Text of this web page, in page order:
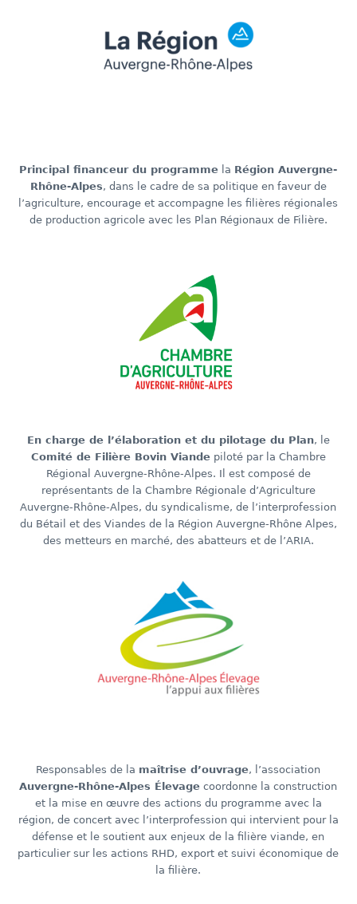
Principal financeur du programme la Région Auvergne-
Rhône-Alpes, dans le cadre de sa politique en faveur de
l’agriculture, encourage et accompagne les filières régionales
de production agricole avec les Plan Régionaux de Filière.
En charge de l’élaboration et du pilotage du Plan, le
Comité de Filière Bovin Viandepiloté par la Chambre
Régional Auvergne-Rhône-Alpes. Il est composé de
représentants de la Chambre Régionale d’Agriculture
Auvergne-Rhône-Alpes, du syndicalisme, de l’interprofession
du Bétail et des Viandes de la Région Auvergne-Rhône Alpes,
des metteurs en marché, des abatteurs et de l’ARIA.
Responsables de la maîtrise d’ouvrage, l’association
Auvergne-Rhône-Alpes Élevage coordonne la construction
et la mise en œuvre des actions du programme avec la
région, de concert avec l’interprofession qui intervient pour la
défense et le soutient aux enjeux de la filière viande, en
particulier sur les actions RHD, export et suivi économique de
la filière.